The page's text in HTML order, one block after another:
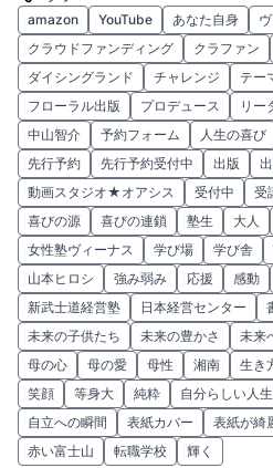
amazon YouTube あなた自身
クラウドファンディング
クラファン
ダイシングランド
チャレンジ テー
フローラル出版
プロデュース リー
中山智介
予約フォーム 人生の喜び
先行予約
先行予約受付中 出版
動画スタジオ★オアシス
受付中 受
喜びの源
喜びの連鎖 塾生 大人
女性塾ヴィーナス
学び場 学び舎
山本ヒロシ
強み弱み 応援 感動
新武士道経営塾
日本経営センター
未来の子供たち
未来の豊かさ 未来
母の心
母の愛 母性 湘南 生き
笑顔
等身大 純粋 自分らしい人生
自立への瞬間
表紙カバー 表紙が綺
赤い富士山
転職学校 輝く